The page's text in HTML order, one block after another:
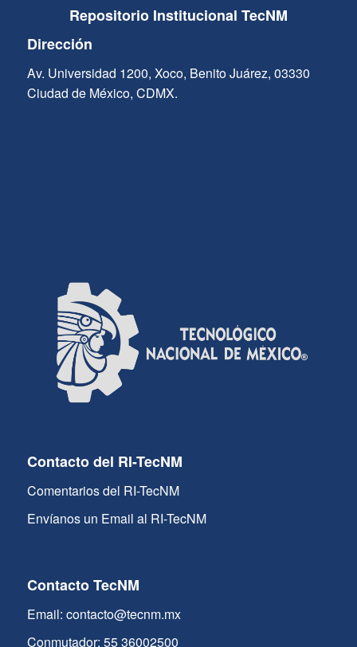
Repositorio Institucional TecNM
Dirección
Av. Universidad 1200, Xoco, Benito Juárez, 03330
Ciudad de México, CDMX.
Contacto del RI-TecNM
Comentarios del RI-TecNM
Envíanos un Email al RI-TecNM
Contacto TecNM
Email: contacto@tecnm.mx
Conmutador: 55 36002500